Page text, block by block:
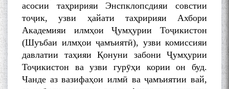
асосии таҳририяи Энспклопсдияи совстии
тоҷик, узви ҳайати таҳририяи Ахбори
Академияи илмҳои Ҷумҳурии Тоҷикистон
(Шуъбаи илмҳои ҷамъиятӣ), узви комиссияи
давлатии таҳияи Қонуни забони Ҷумҳурии
Тоҷикистон ва узви гурӯҳи кории он буд.
Чанде аз вазифаҳои илмӣ ва ҷамъиятии вай,